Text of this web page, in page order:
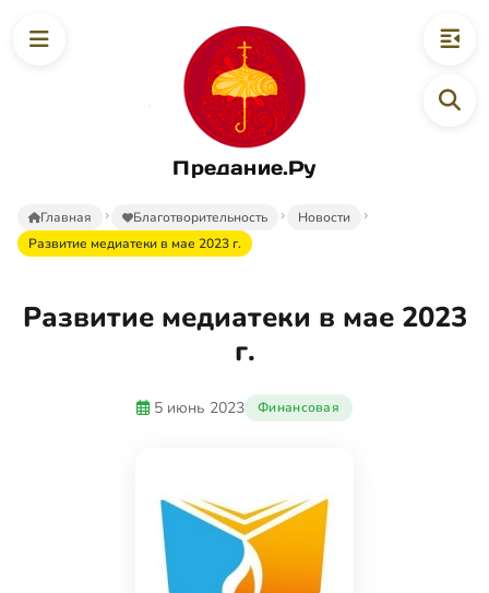
Предание.Ру
Главная Благотворительность
Новости
Развитие медиатеки в мае 2023 г.
Развитие медиатеки в мае 2023
г.
5 июнь 2023 Финансовая